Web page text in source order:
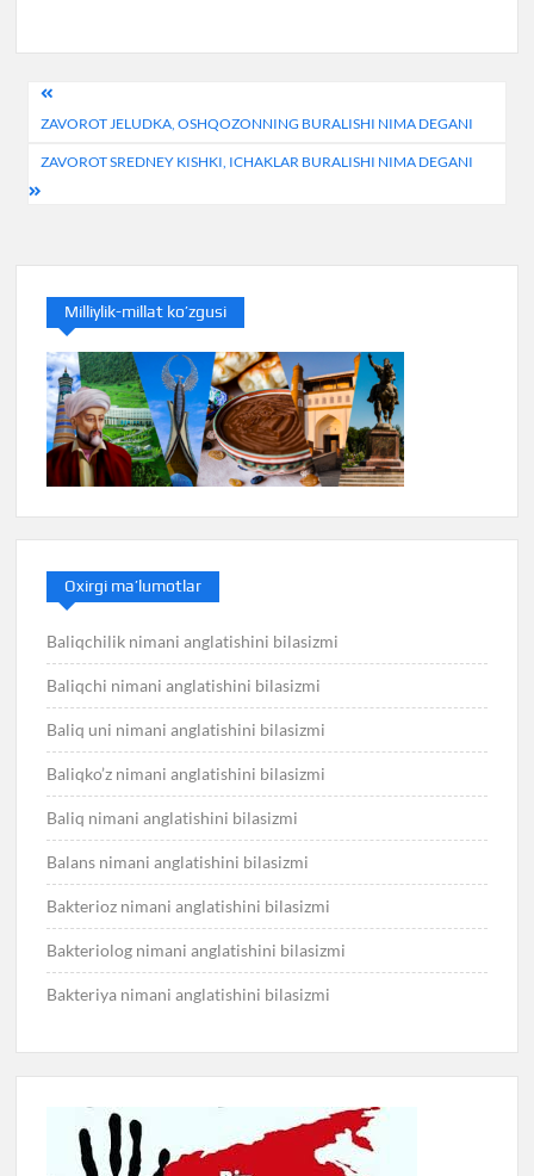
Post
menyusi
ZAVOROT JELUDKA, OSHQOZONNING BURALISHI NIMA DEGANI
ZAVOROT SREDNEY KISHKI, ICHAKLAR BURALISHI NIMA DEGANI
Milliylik-millat ko’zgusi
Oxirgi ma’lumotlar
Baliqchilik nimani anglatishini bilasizmi
Baliqchi nimani anglatishini bilasizmi
Baliq uni nimani anglatishini bilasizmi
Baliqko’z nimani anglatishini bilasizmi
Baliq nimani anglatishini bilasizmi
Balans nimani anglatishini bilasizmi
Bakterioz nimani anglatishini bilasizmi
Bakteriolog nimani anglatishini bilasizmi
Bakteriya nimani anglatishini bilasizmi